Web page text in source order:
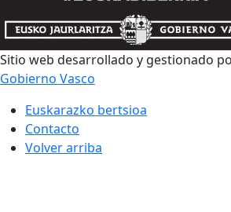
Sitio web desarrollado y gestionado
Gobierno Vasco
Euskarazko bertsioa
Contacto
Volver arriba